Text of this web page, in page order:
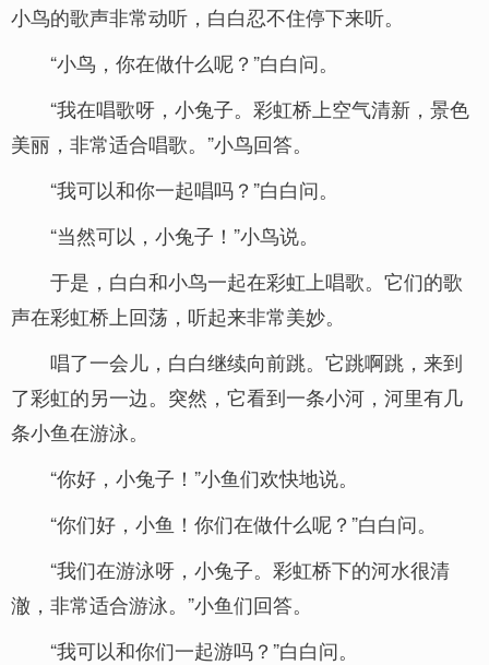
小鸟的歌声非常动听，白白忍不住停下来听。
“小鸟，你在做什么呢？”白白问。
“我在唱歌呀，小兔子。彩虹桥上空气清新，景色
美丽，非常适合唱歌。”小鸟回答。
“我可以和你一起唱吗？”白白问。
“当然可以，小兔子！”小鸟说。
于是，白白和小鸟一起在彩虹上唱歌。它们的歌
声在彩虹桥上回荡，听起来非常美妙。
唱了一会儿，白白继续向前跳。它跳啊跳，来到
了彩虹的另一边。突然，它看到一条小河，河里有几
条小鱼在游泳。
“你好，小兔子！”小鱼们欢快地说。
“你们好，小鱼！你们在做什么呢？”白白问。
“我们在游泳呀，小兔子。彩虹桥下的河水很清
澈，非常适合游泳。”小鱼们回答。
“我可以和你们一起游吗？”白白问。